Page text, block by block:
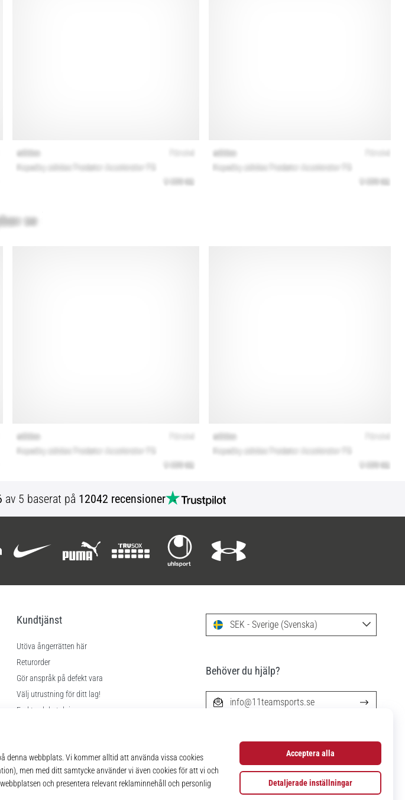
av 5 baserat på 12042 recensioner
Kundtjänst
Utöva ångerrätten här
Returorder
Gör anspråk på defekt vara
Välj utrustning för ditt lag!
Frakt och betalning
FAQ
Sekretesspolicy
SEK - Sverige (Svenska)
Behöver du hjälp?
info@11teamsports.se